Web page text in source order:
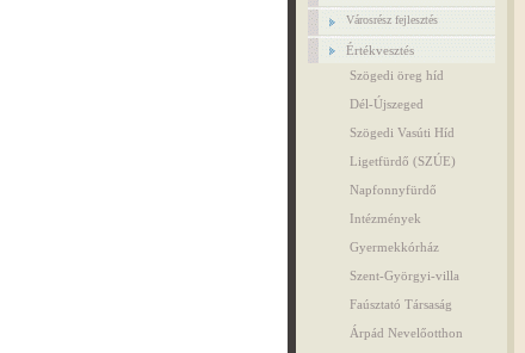
Városrész fejlesztés
Értékvesztés
Szögedi öreg híd
Dél-Újszeged
Szögedi Vasúti Híd
Ligetfürdő (SZÚE)
Napfonnyfürdő
Intézmények
Gyermekkórház
Szent-Györgyi-villa
Faúsztató Társaság
Árpád Nevelőotthon